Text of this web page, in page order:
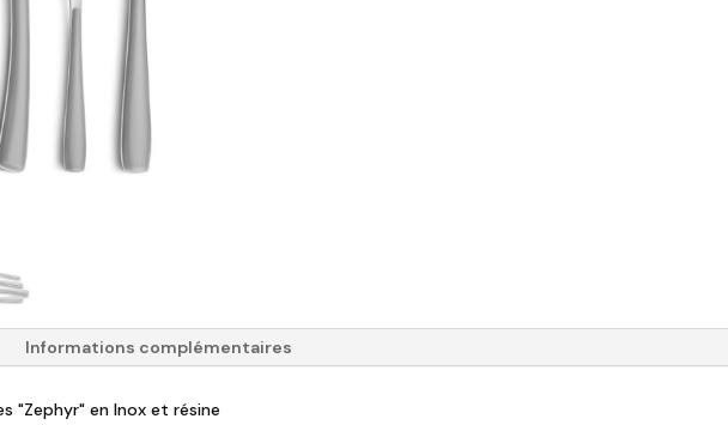
Informations complémentaires
"Zephyr" en Inox et résine